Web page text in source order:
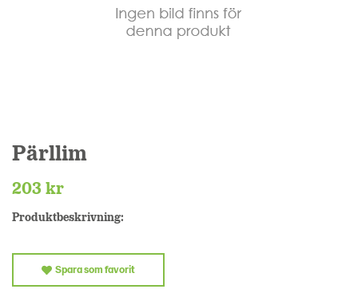
Pärllim
203 kr
Produktbeskrivning:
Spara som favorit